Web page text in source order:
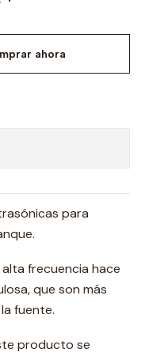
ahora
para
frecuencia hace
que son más
fuente.
producto se